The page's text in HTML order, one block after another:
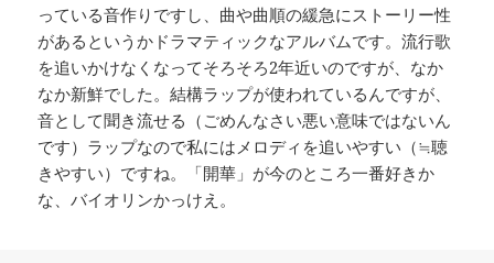
っている音作りですし、曲や曲順の緩急にストーリー性
があるというかドラマティックなアルバムです。流行歌
を追いかけなくなってそろそろ2年近いのですが、なか
なか新鮮でした。結構ラップが使われているんですが、
音として聞き流せる（ごめんなさい悪い意味ではないん
です）ラップなので私にはメロディを追いやすい（≒聴
きやすい）ですね。「開華」が今のところ一番好きか
な、バイオリンかっけえ。